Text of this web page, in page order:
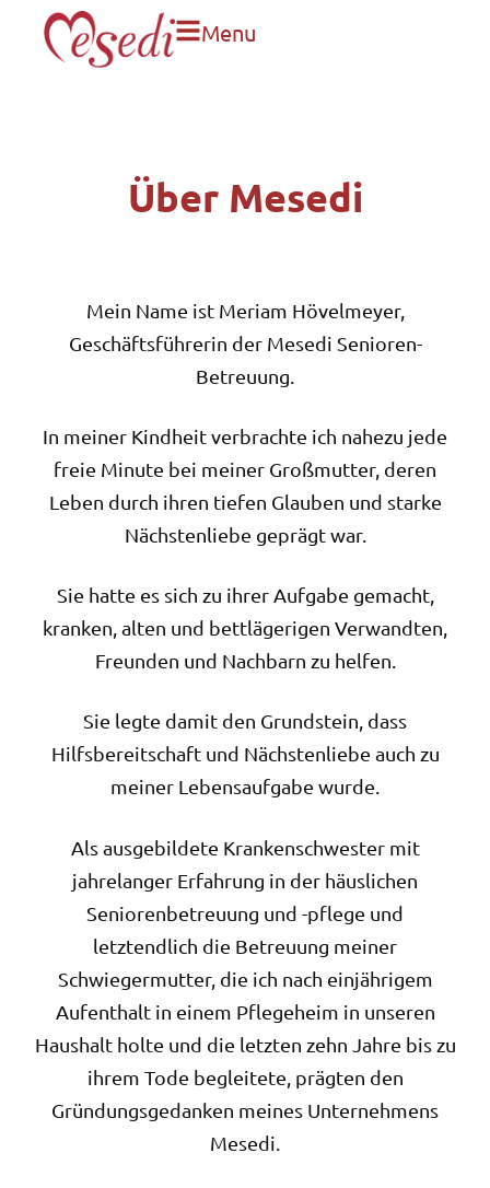
Menu
Über Mesedi
Mein Name ist Meriam Hövelmeyer,
Geschäftsführerin der Mesedi Senioren-
Betreuung.
In meiner Kindheit verbrachte ich nahezu jede
freie Minute bei meiner Großmutter, deren
Leben durch ihren tiefen Glauben und starke
Nächstenliebe geprägt war.
Sie hatte es sich zu ihrer Aufgabe gemacht,
kranken, alten und bettlägerigen Verwandten,
Freunden und Nachbarn zu helfen.
Sie legte damit den Grundstein, dass
Hilfsbereitschaft und Nächstenliebe auch zu
meiner Lebensaufgabe wurde.
Als ausgebildete Krankenschwester mit
jahrelanger Erfahrung in der häuslichen
Seniorenbetreuung und -pflege und
letztendlich die Betreuung meiner
Schwiegermutter, die ich nach einjährigem
Aufenthalt in einem Pflegeheim in unseren
Haushalt holte und die letzten zehn Jahre bis zu
ihrem Tode begleitete, prägten den
Gründungsgedanken meines Unternehmens
Mesedi.